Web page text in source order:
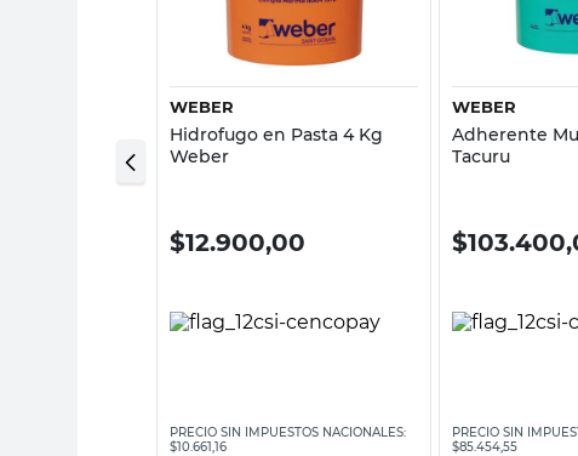
Vista rápida
WEBER
Hidrofugo en Pasta 4 Kg
Weber
$12.900,00
PRECIO SIN IMPUESTOS NACIONALES:
$10.661,16
WEBER
Adherente
Tacuru
$
PRECIO SIN
$85.454,55